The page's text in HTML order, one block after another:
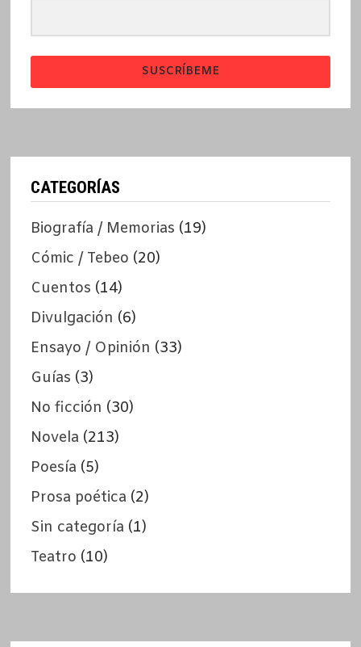
SUSCRÍBEME
CATEGORÍAS
Biografía / Memorias (19)
Cómic / Tebeo (20)
Cuentos (14)
Divulgación (6)
Ensayo / Opinión (33)
Guías (3)
No ficción (30)
Novela (213)
Poesía (5)
Prosa poética (2)
Sin categoría (1)
Teatro (10)